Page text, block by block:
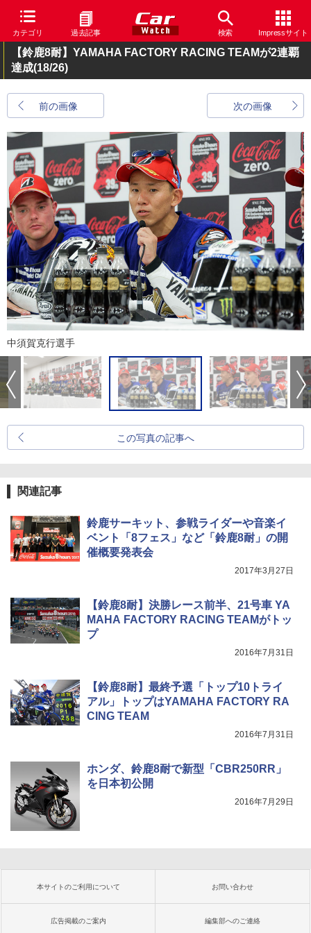
カテゴリ 過去記事 検索 Impressサイト
【鈴鹿8耐】YAMAHA FACTORY RACING TEAMが2連覇
達成(18/26)
前の画像 次の画像
中須賀克行選手
この写真の記事へ
関連記事
鈴鹿サーキット、参戦ライダーや音楽イ
ベント「8フェス」など「鈴鹿8耐」の開
催概要発表会
2017年3月27日
【鈴鹿8耐】決勝レース前半、21号車 YA
MAHA FACTORY RACING TEAMがトッ
プ
2016年7月31日
【鈴鹿8耐】最終予選「トップ10トライ
アル」トップはYAMAHA FACTORY RA
CING TEAM
2016年7月31日
ホンダ、鈴鹿8耐で新型「CBR250RR」
を日本初公開
2016年7月29日
本サイトのご利用について お問い合わせ
広告掲載のご案内 編集部へのご連絡